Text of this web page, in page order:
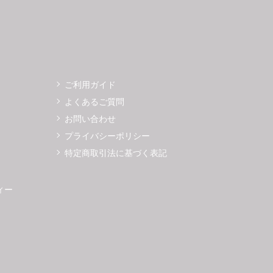
ー
ご利用ガイド
よくあるご質問
お問い合わせ
プライバシーポリシー
特定商取引法に基づく表記